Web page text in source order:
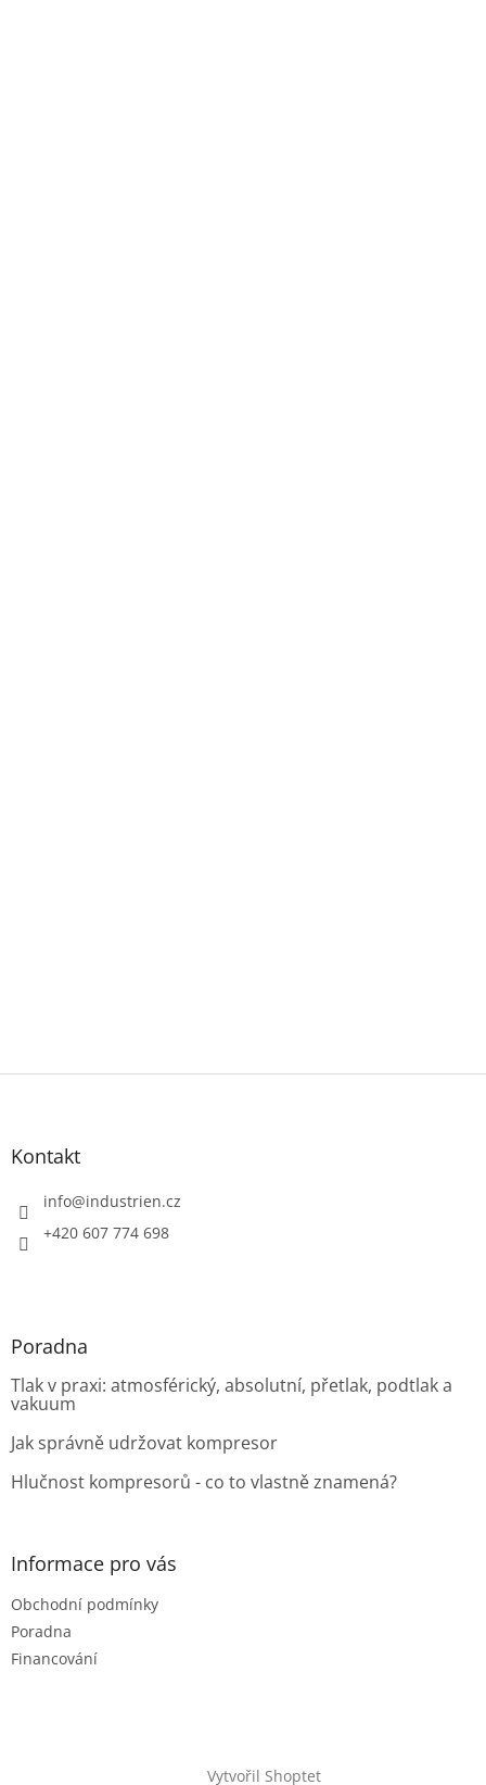
Z
Kontakt
info@industrien.cz
+420 607 774 698
Poradna
Tlak v praxi: atmosférický, absolutní, přetlak, podtlak a
vakuum
Jak správně udržovat kompresor
Hlučnost kompresorů - co to vlastně znamená?
Informace pro vás
Obchodní podmínky
Poradna
Financování
Vytvořil Shoptet